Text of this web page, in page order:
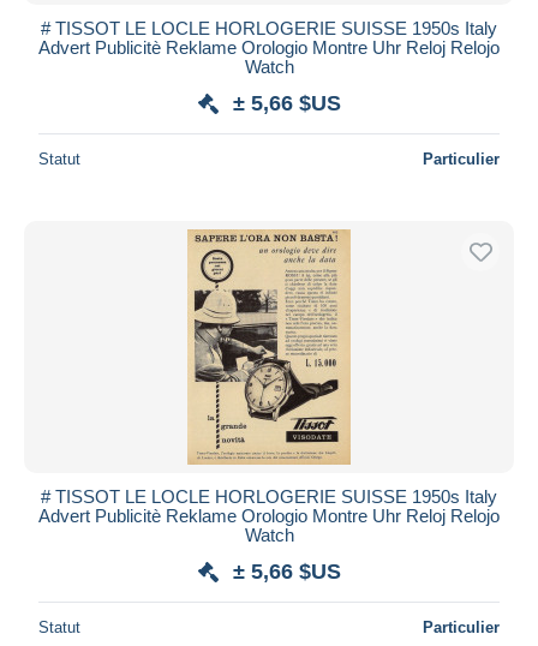
# TISSOT LE LOCLE HORLOGERIE SUISSE 1950s Italy
Advert Publicitè Reklame Orologio Montre Uhr Reloj Relojo
Watch
± 5,66 $US
Statut Particulier
# TISSOT LE LOCLE HORLOGERIE SUISSE 1950s Italy
Advert Publicitè Reklame Orologio Montre Uhr Reloj Relojo
Watch
± 5,66 $US
Statut Particulier